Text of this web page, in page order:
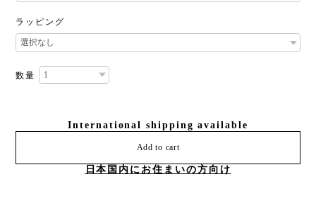
ラッピング
数量
International shipping available
Add to cart
日本国内にお住まいの方向け